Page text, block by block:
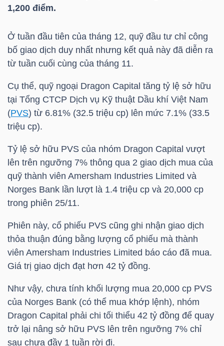
1,200 điểm.
Ở tuần đầu tiên của tháng 12, quỹ đầu tư chỉ công
bố giao dịch duy nhất nhưng kết quả này đã diễn ra
từ tuần cuối cùng của tháng 11.
Cụ thể, quỹ ngoại Dragon Capital tăng tỷ lệ sở hữu
tại Tổng CTCP Dịch vụ Kỹ thuật Dầu khí Việt Nam
(PVS) từ 6.81% (32.5 triệu cp) lên mức 7.1% (33.5
triệu cp).
Tỷ lệ sở hữu PVS của nhóm Dragon Capital vượt
lên trên ngưỡng 7% thông qua 2 giao dịch mua của
quỹ thành viên Amersham Industries Limited và
Norges Bank lần lượt là 1.4 triệu cp và 20,000 cp
trong phiên 25/11.
Phiên này, cổ phiếu PVS cũng ghi nhận giao dịch
thỏa thuận đúng bằng lượng cổ phiếu mà thành
viên Amersham Industries Limited báo cáo đã mua.
Giá trị giao dịch đạt hơn 42 tỷ đồng.
Như vậy, chưa tính khối lượng mua 20,000 cp PVS
của Norges Bank (có thể mua khớp lệnh), nhóm
Dragon Capital phải chi tối thiểu 42 tỷ đồng để quay
trở lại nâng sở hữu PVS lên trên ngưỡng 7% chỉ
sau chưa đầy 1 tuần rời đi.
ĐỘNG
TÀI
CHÍNH
HÀNG
KINH
TẾ
GIỚI
ĐÔNG
DƯƠNG